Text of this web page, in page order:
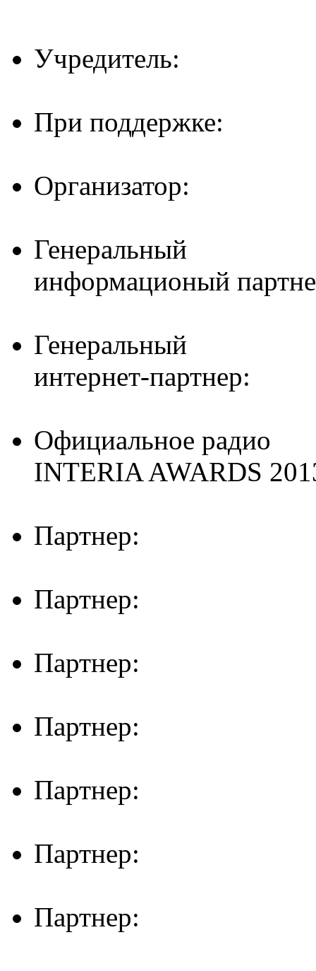
Учредитель:
При поддержке:
Организатор:
Генеральный
информационый
Генеральный
интернет-партнер:
Официальное радио
INTERIA AWARDS
Партнер:
Партнер:
Партнер:
Партнер:
Партнер:
Партнер:
Партнер: